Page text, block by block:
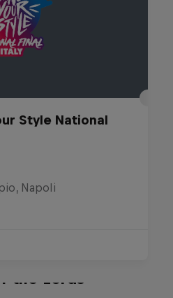
Style National
Napoli
the Lords